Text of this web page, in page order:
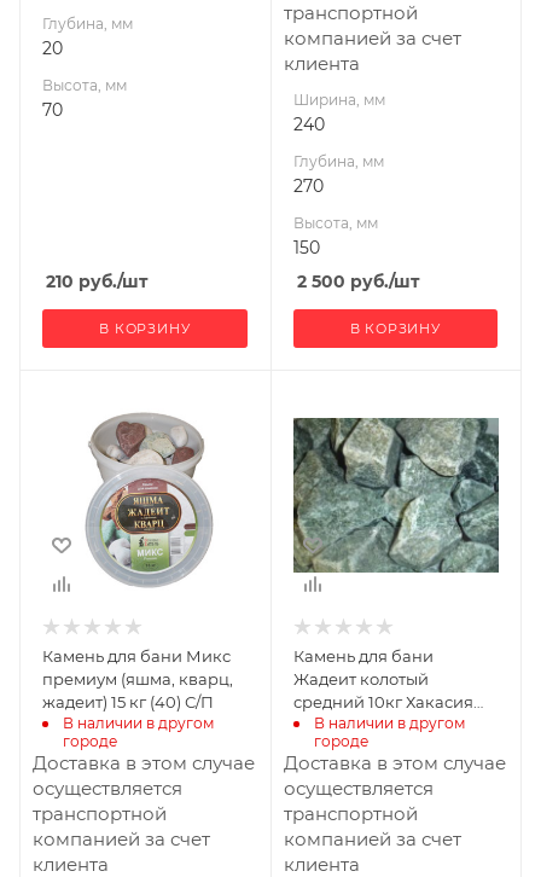
Глубина, мм
20
Высота, мм
70
210 руб./шт
В КОРЗИНУ
транспортной
компанией за счет
клиента
Ширина, мм
240
Глубина, мм
270
Высота, мм
150
2 500 руб./шт
В КОРЗИНУ
Камень для бани Микс
премиум (яшма, кварц,
жадеит) 15 кг (40) С/П
В наличии в другом
городе
Доставка в этом случае
осуществляется
транспортной
компанией за счет
клиента
250
Глубина, мм
250
Высота, мм
200
Производитель
Камень для бани
Жадеит колотый
средний 10кг Хакасия
(60)В наличии в другом
городе
Доставка в этом случае
осуществляется
транспортной
компанией за счет
клиента